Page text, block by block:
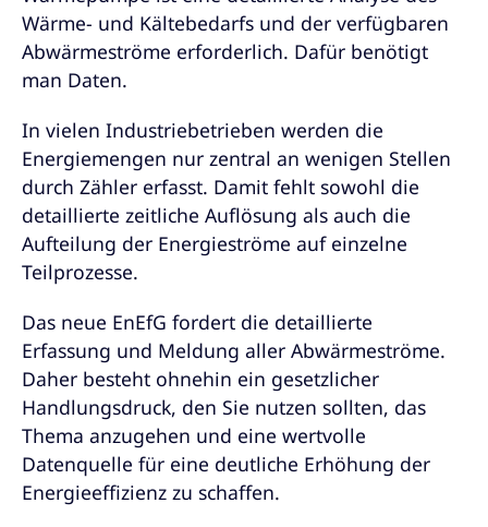
Wärme- und Kältebedarfs und der verfügbaren
Abwärmeströme erforderlich. Dafür benötigt
man Daten.
In vielen Industriebetrieben werden die
Energiemengen nur zentral an wenigen Stellen
durch Zähler erfasst. Damit fehlt sowohl die
detaillierte zeitliche Auflösung als auch die
Aufteilung der Energieströme auf einzelne
Teilprozesse.
Das neue EnEfG fordert die detaillierte
Erfassung und Meldung aller Abwärmeströme.
Daher besteht ohnehin ein gesetzlicher
Handlungsdruck, den Sie nutzen sollten, das
Thema anzugehen und eine wertvolle
Datenquelle für eine deutliche Erhöhung der
Energieeffizienz zu schaffen.